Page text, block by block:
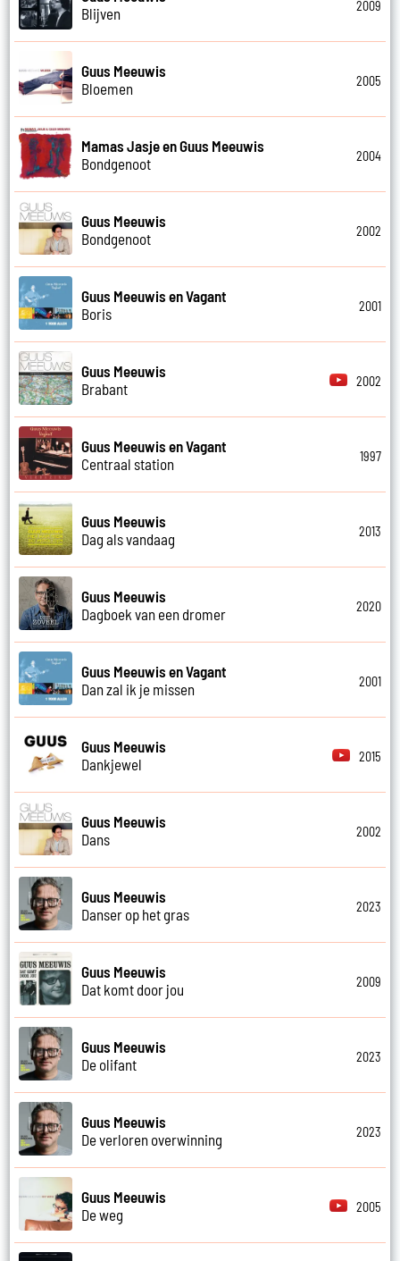
Blijven
2009
Guus Meeuwis
Bloemen
2005
Mamas Jasje en Guus Meeuwis
Bondgenoot
2004
Guus Meeuwis
Bondgenoot
2002
Guus Meeuwis en Vagant
Boris
2001
Guus Meeuwis
Brabant
2002
Guus Meeuwis en Vagant
Centraal station
1997
Guus Meeuwis
Dag als vandaag
2013
Guus Meeuwis
Dagboek van een dromer
2020
Guus Meeuwis en Vagant
Dan zal ik je missen
2001
Guus Meeuwis
Dankjewel
2015
Guus Meeuwis
Dans
2002
Guus Meeuwis
Danser op het gras
2023
Guus Meeuwis
Dat komt door jou
2009
Guus Meeuwis
De olifant
2023
Guus Meeuwis
De verloren overwinning
2023
Guus Meeuwis
De weg
2005